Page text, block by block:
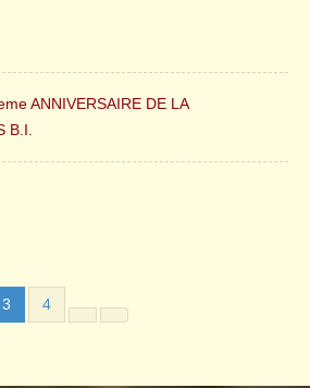
ANNIVERSAIRE DE LA
B.I.
3 4